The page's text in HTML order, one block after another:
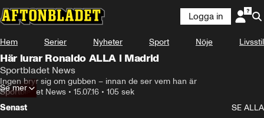
Logga in
Hem Serier Nyheter Sport Nöje Livsstil
Här lurar Ronaldo ALLA i Madrid
Sportbladet News
Ingen bryr sig om gubben – innan de ser vem han är
Sportbladet News • 15.07.16 • 105 sek
Se mer
Senast
SE ALLA